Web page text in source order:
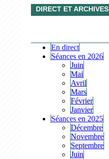
DIRECT ET ARCHIVES
En direct
Séances en 2026
Juin
Mai
Avril
Mars
Février
Janvier
Séances en 2025
Décembre
Novembre
Septembre
Juin